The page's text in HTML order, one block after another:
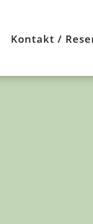
Kontakt /